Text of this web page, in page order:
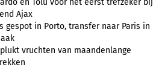
en Tolu voor het eerst trefzeker bij
Ajax
gespot in Porto, transfer naar Paris in
vruchten van maandenlange